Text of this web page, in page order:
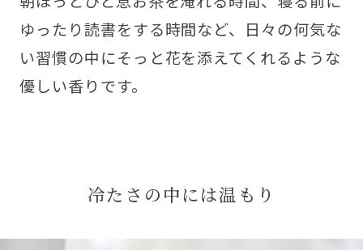
ゆったり読書をする時間など、日々の何気な
い習慣の中にそっと花を添えてくれるような
優しい香りです。
冷たさの中には温もり